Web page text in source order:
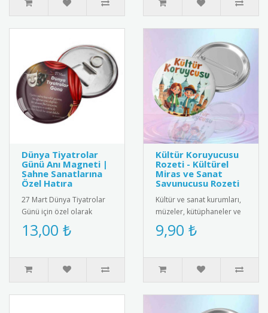
Dünya Tiyatrolar
Günü Anı Magneti |
Sahne Sanatlarına
Özel Hatıra
27 Mart Dünya Tiyatrolar
Günü için özel olarak
tasarlanmış anı magneti.
Tiyatro maskeleri ve sahne
13,00 ₺
Kültür Koruyucusu
Rozeti - Kültürel
Miras ve Sanat
Savunucusu Rozeti
Kültür ve sanat kurumları,
müzeler, kütüphaneler ve
kültürel miras gönüllüleri
için özel olarak tasa..
9,90 ₺